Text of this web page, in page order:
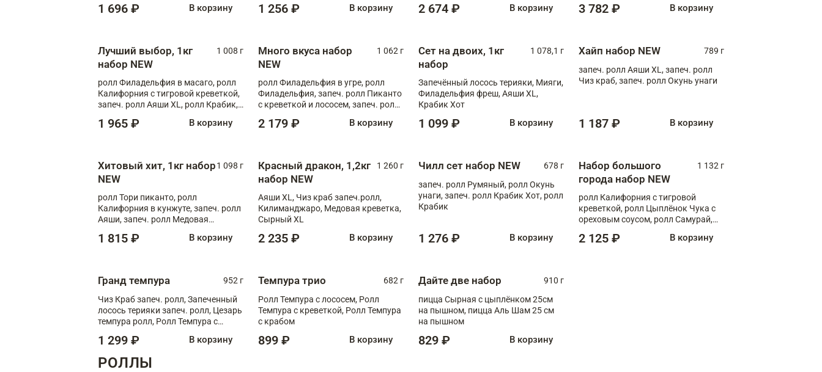
1 696 ₽ В корзину 1 256 ₽ В корзину 2 674 ₽ В корзину
запеч. ролл Моцарелломания, ролл
3 782 ₽ В корзину
Лучший выбор, 1кг
набор NEW
1 008 г
ролл Филадельфия в масаго, ролл
Калифорния с тигровой креветкой,
запеч. ролл Аяши XL, ролл Крабик,
1 965 ₽ В корзину
Много вкуса набор
NEW
1 062 г
ролл Филадельфия в угре, ролл
Филадельфия, запеч. ролл Пиканто
с креветкой и лососем, запеч. ролл
2 179 ₽ В корзину
Сет на двоих, 1кг
набор
1 078,1 г
Запечённый лосось терияки, Мияги,
Филадельфия фреш, Аяши XL,
Крабик Хот
1 099 ₽ В корзину
Хайп набор NEW
789 г
запеч. ролл Аяши XL, запеч. ролл
Чиз краб, запеч. ролл Окунь унаги
1 187 ₽ В корзину
Хитовый хит, 1кг набор
NEW
1 098 г
ролл Тори пиканто, ролл
Калифорния в кунжуте, запеч. ролл
Аяши, запеч. ролл Медовая
чукой
1 815 ₽ В корзину
Красный дракон, 1,2кг
набор NEW
1 260 г
Аяши XL, Чиз краб запеч.ролл,
Килиманджаро, Медовая креветка,
Сырный XL
2 235 ₽ В корзину
Чилл сет набор NEW
678 г
запеч. ролл Румяный, ролл Окунь
унаги, запеч. ролл Крабик Хот, ролл
Крабик
1 276 ₽ В корзину
Набор большого
города набор NEW
1 132 г
ролл Калифорния с тигровой
креветкой, ролл Цыплёнок Чука с
ореховым соусом, ролл Самурай,
ролл с крабом
2 125 ₽ В корзину
Гранд темпура
952 г
Чиз Краб запеч. ролл, Запеченный
лосось терияки запеч. ролл, Цезарь
темпура ролл, Ролл Темпура с
1 299 ₽ В корзину
Темпура трио
682 г
Ролл Темпура с лососем, Ролл
Темпура с креветкой, Ролл Темпура
с крабом
899 ₽ В корзину
Дайте две набор
910 г
пицца Сырная с цыплёнком 25см
на пышном, пицца Аль Шам 25 см
на пышном
829 ₽ В корзину
РОЛЛЫ